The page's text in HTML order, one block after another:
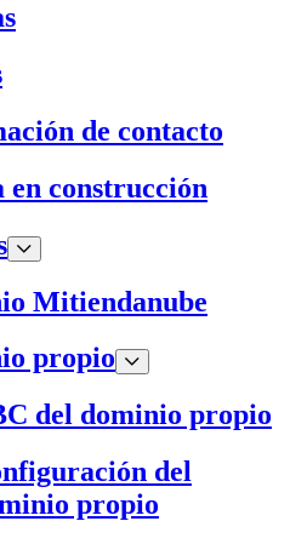
de contacto
en construcción
Mitiendanube
propio
del dominio propio
del
propio